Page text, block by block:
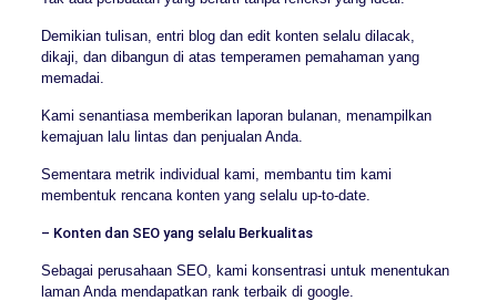
Demikian tulisan, entri blog dan edit konten selalu dilacak,
dikaji, dan dibangun di atas temperamen pemahaman yang
memadai.
Kami senantiasa memberikan laporan bulanan, menampilkan
kemajuan lalu lintas dan penjualan Anda.
Sementara metrik individual kami, membantu tim kami
membentuk rencana konten yang selalu up-to-date.
– Konten dan SEO yang selalu Berkualitas
Sebagai perusahaan SEO, kami konsentrasi untuk menentukan
laman Anda mendapatkan rank terbaik di google.